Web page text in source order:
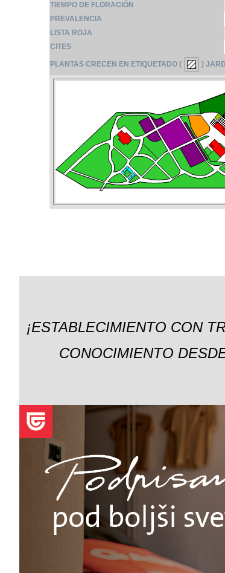
TIEMPO DE FLORACIÓN
PREVALENCIA
LISTA ROJA
CITES
PLANTAS CRECEN EN ETIQUETADO ( )
¡ESTABLECIMIENTO CON
CONOCIMIENTO